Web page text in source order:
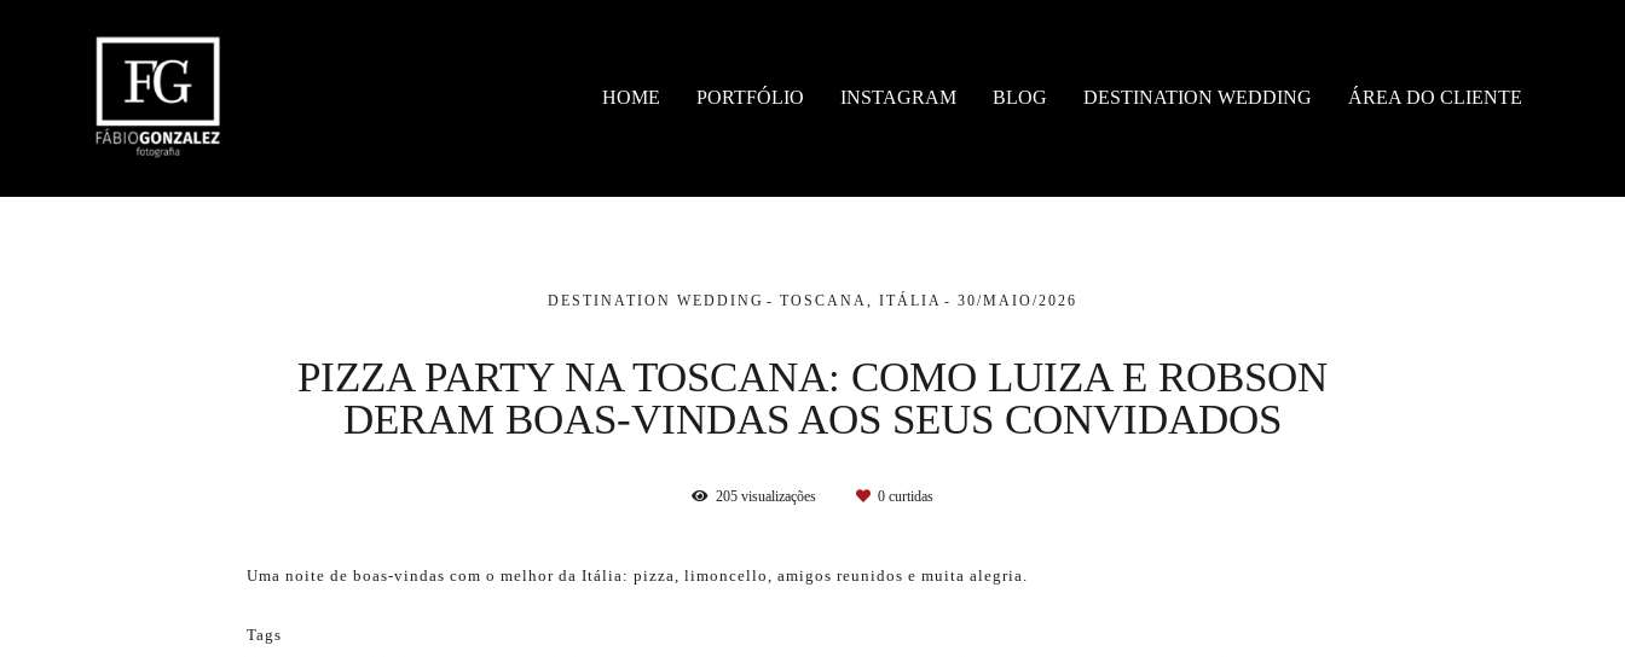
HOME PORTFÓLIO INSTAGRAM BLOG DESTINATION WEDDING ÁREA DO CLIENTE
DESTINATION WEDDING TOSCANA, ITÁLIA 30/MAIO/2026
PIZZA PARTY NA TOSCANA: COMO LUIZA E ROBSON
DERAM BOAS-VINDAS AOS SEUS CONVIDADOS
205 visualizações 0 curtidas
Uma noite de boas-vindas com o melhor da Itália: pizza, limoncello, amigos reunidos e muita alegria.
Tags